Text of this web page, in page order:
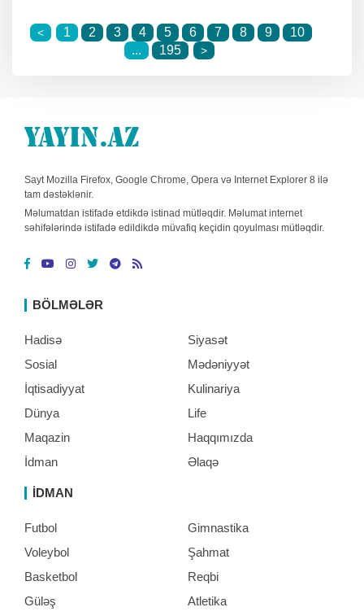
< 1 2 3 4 5 6 7 8 9
10
...
195 >
Sayt Mozilla Firefox, Google Chrome, Opera və Internet Explorer 8 ilə
tam dəstəklənir.
Məlumatdan istifadə etdikdə istinad mütləqdir. Məlumat internet
səhifələrində istifadə edildikdə müvafiq keçidin qoyulması mütləqdir.
BÖLMƏLƏR
Hadisə
Sosial
İqtisadiyyat
Dünya
Maqazin
İdman
Siyasət
Mədəniyyət
Kulinariya
Life
Haqqımızda
Əlaqə
İDMAN
Futbol
Voleybol
Basketbol
Güləş
Gimnastika
Şahmat
Reqbi
Atletika